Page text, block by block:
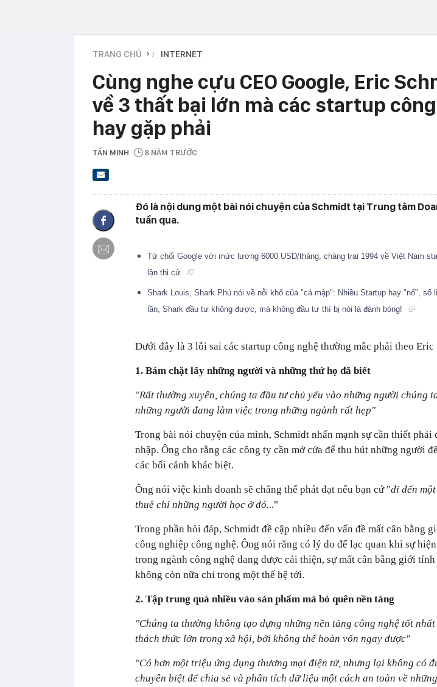
TRANG CHỦ › INTERNET
Cùng nghe cựu CEO Google, Eric
về 3 thất bại lớn mà các startup
hay gặp phải
TẤN MINH 8 NĂM TRƯỚC
Đó là nội dung một bài nói chuyện của Schmidt tại Trung tâm
tuần qua.
Từ chối Google với mức lương 6000 USD/tháng, chàng trai 1994 về Việt Nam
lận thi cử
Shark Louis, Shark Phú nói về nỗi khổ của "cá mập": Nhiều Startup hay "nổ", số
lần, Shark đầu tư không được, mà không đầu tư thì bị nói là đánh bóng!
Dưới đây là 3 lỗi sai các startup công nghệ thường mắc phải theo Eric
1. Bám chặt lấy những người và những thứ họ đã biết
"Rất thường xuyên, chúng ta đầu tư chủ yếu vào những người chúng
những người đang làm việc trong những ngành rất hẹp"
Trong bài nói chuyện của mình, Schmidt nhấn mạnh sự cần thiết phải
nhập. Ông cho rằng các công ty cần mở cửa để thu hút những người
các bối cảnh khác biệt.
Ông nói việc kinh doanh sẽ chẳng thể phát đạt nếu bạn cứ "đi đến
thuê chỉ những người học ở đó..."
Trong phần hỏi đáp, Schmidt đề cập nhiều đến vấn đề mất cân bằng
công nghiệp công nghệ. Ông nói rằng có lý do để lạc quan khi sự
trong ngành công nghệ đang được cải thiện, sự mất cân bằng giới
không còn nữa chỉ trong một thế hệ tới.
2. Tập trung quá nhiều vào sản phẩm mà bỏ quên nền tảng
"Chúng ta thường không tạo dựng những nền tảng công nghệ tốt
thách thức lớn trong xã hội, bởi không thể hoàn vốn ngay được"
"Có hơn một triệu ứng dụng thương mại điện tử, nhưng lại không có
chuyên biệt để chia sẻ và phân tích dữ liệu một cách an toàn về